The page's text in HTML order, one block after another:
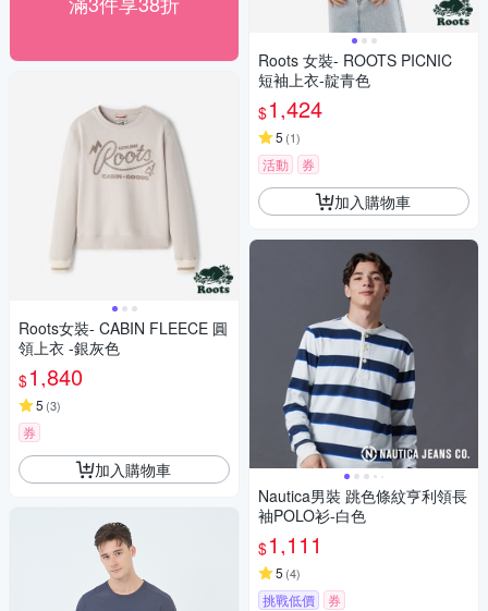
Roots女裝- CABIN FLEECE 圓
領上衣 -銀灰色
$1,840
5 (3)
券
加入購物車
Roots 女裝- ROOTS PICNIC
短袖上衣-靛青色
$1,424
5 (1)
活動 券
加入購物車
Nautica男裝 跳色條紋亨利領長
袖POLO衫-白色
$1,111
5 (4)
挑戰低價 券